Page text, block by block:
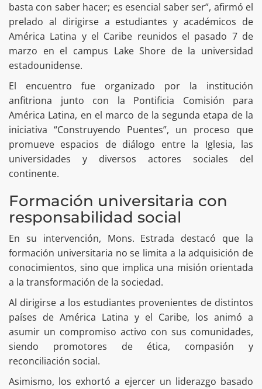
basta con saber hacer; es esencial saber ser”, afirmó el
prelado al dirigirse a estudiantes y académicos de
América Latina y el Caribe reunidos el pasado 7 de
marzo en el campus Lake Shore de la universidad
estadounidense.
El encuentro fue organizado por la institución
anfitriona junto con la Pontificia Comisión para
América Latina, en el marco de la segunda etapa de la
iniciativa “Construyendo Puentes”, un proceso que
promueve espacios de diálogo entre la Iglesia, las
universidades y diversos actores sociales del
continente.
Formación universitaria con
responsabilidad social
En su intervención, Mons. Estrada destacó que la
formación universitaria no se limita a la adquisición de
conocimientos, sino que implica una misión orientada
a la transformación de la sociedad.
Al dirigirse a los estudiantes provenientes de distintos
países de América Latina y el Caribe, los animó a
asumir un compromiso activo con sus comunidades,
siendo promotores de ética, compasión y
reconciliación social.
Asimismo, los exhortó a ejercer un liderazgo basado